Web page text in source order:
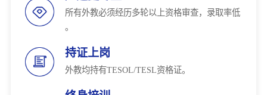
所有外教必须经历多轮以上资格审查，录取率低
。
持证上岗
外教均持有TESOL/TESL资格证。